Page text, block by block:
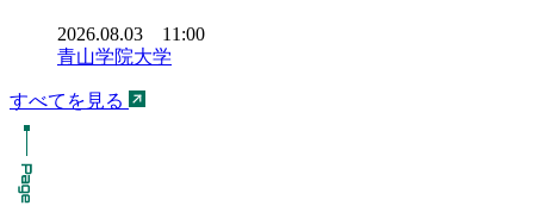
2026.08.03 11:00
青山学院大学
すべてを見る